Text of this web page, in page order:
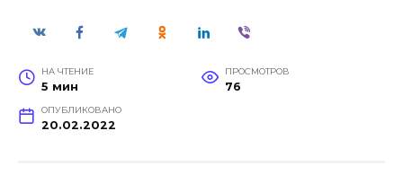
НА ЧТЕНИЕ
5 мин
ПРОСМОТРОВ
76
ОПУБЛИКОВАНО
20.02.2022